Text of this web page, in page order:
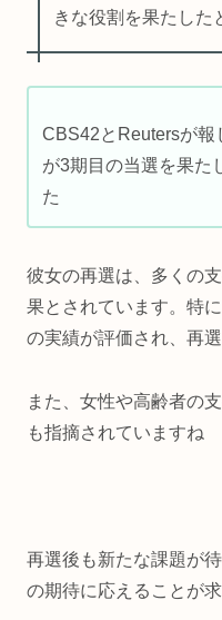
きな役割を果たした
CBS42とReutersが報
が3期目の当選を果た
た
彼女の再選は、多くの
果とされています。特
の実績が評価され、再
また、女性や高齢者の
も指摘されていますね
再選後も新たな課題が
の期待に応えることが